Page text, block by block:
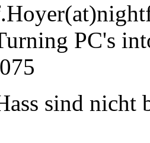
PC's
sind nicht